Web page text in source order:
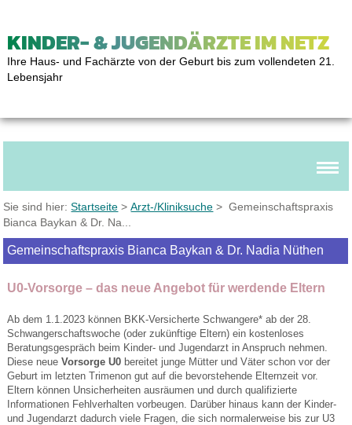
KINDER- & JUGENDÄRZTE IM NETZ
Ihre Haus- und Fachärzte von der Geburt bis zum vollendeten 21.
Lebensjahr
Sie sind hier:Startseite >Arzt-/Kliniksuche > Gemeinschaftspraxis
Bianca Baykan & Dr. Na...
Gemeinschaftspraxis Bianca Baykan & Dr. Nadia Nüthen
U0-Vorsorge – das neue Angebot für werdende Eltern
Ab dem 1.1.2023 können BKK-Versicherte Schwangere* ab der 28.
Schwangerschaftswoche (oder zukünftige Eltern) ein kostenloses
Beratungsgespräch beim Kinder- und Jugendarzt in Anspruch nehmen.
Diese neue Vorsorge U0bereitet junge Mütter und Väter schon vor der
Geburt im letzten Trimenon gut auf die bevorstehende Elternzeit vor.
Eltern können Unsicherheiten ausräumen und durch qualifizierte
Informationen Fehlverhalten vorbeugen. Darüber hinaus kann der Kinder-
und Jugendarzt dadurch viele Fragen, die sich normalerweise bis zur U3